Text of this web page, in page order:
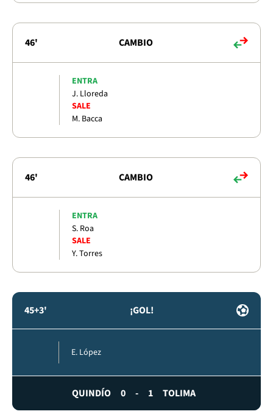
46' CAMBIO
ENTRA
J. Lloreda
SALE
M. Bacca
46' CAMBIO
ENTRA
S. Roa
SALE
Y. Torres
45+3' ¡GOL!
E. López
QUINDÍO 0 - 1 TOLIMA